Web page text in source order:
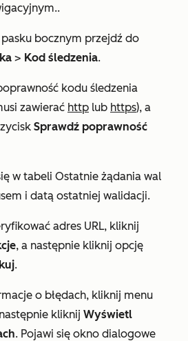
bocznym przejdź do
> Kod śledzenia.
kodu śledzenia
zawierać http lub https), a
Sprawdź poprawność
w tabeli Ostatnie żądania wal
i datą ostatniej walidacji.
adres URL, kliknij
, a następnie kliknij opcję
.
o błędach, kliknij menu
kliknij Wyświetl
. Pojawi się okno dialogowe